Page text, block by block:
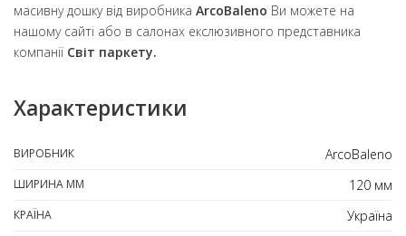
масивну дошку від виробника ArcoBaleno Ви можете на
нашому сайті або в салонах екслюзивного представника
компанії Світ паркету.
Характеристики
ВИРОБНИК ArcoBaleno
ШИРИНА ММ 120 мм
КРАЇНА Україна